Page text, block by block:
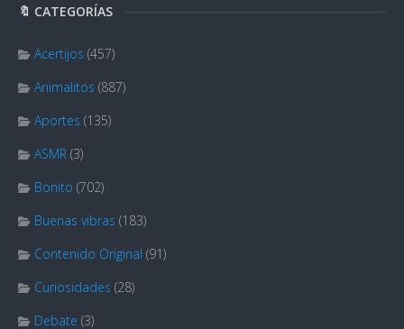
🔖 CATEGORÍAS
Acertijos (457)
Animalitos (887)
Aportes (135)
ASMR (3)
Bonito (702)
Buenas vibras (183)
Contenido Original (91)
Curiosidades (28)
Debate (3)